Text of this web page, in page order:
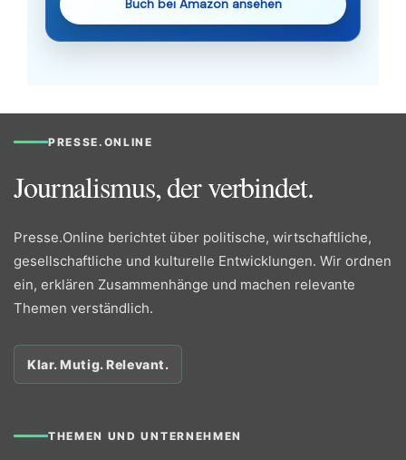
Buch bei Amazon ansehen
PRESSE.ONLINE
Journalismus, der verbindet.
Presse.Online berichtet über politische, wirtschaftliche,
gesellschaftliche und kulturelle Entwicklungen. Wir ordnen
ein, erklären Zusammenhänge und machen relevante
Themen verständlich.
Klar. Mutig. Relevant.
THEMEN UND UNTERNEHMEN